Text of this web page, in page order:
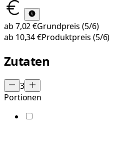
ab 7,02 €Grundpreis (5/6)
ab 10,34 €Produktpreis (5/6)
Zutaten
3
Portionen